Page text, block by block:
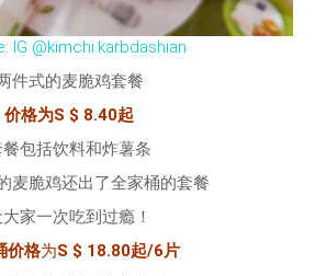
IG @kimchi.karbdashian
件式的麦脆鸡套餐
价格为S $ 8.40起
包括饮料和炸薯条
麦脆鸡还出了全家桶的套餐
家一次吃到过瘾！
价格为S $ 18.80起/6片